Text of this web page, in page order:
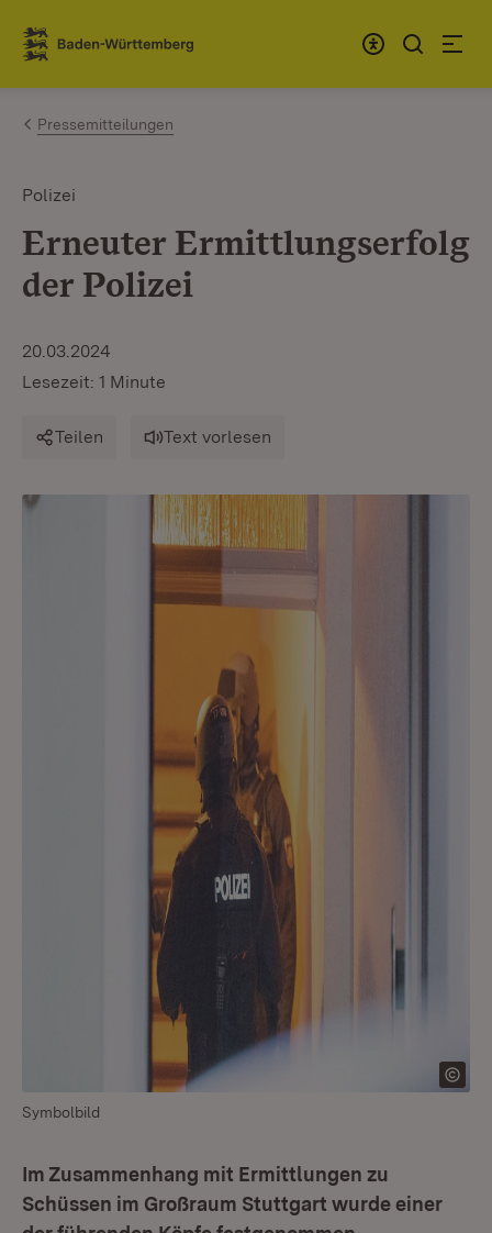
Zum Inhalt springen
Link zur Startseite
Pressemitteilungen
Polizei
Erneuter Ermittlungserfolg
der Polizei
20.03.2024
Lesezeit: 1 Minute
Teilen Text vorlesen
Symbolbild
Im Zusammenhang mit Ermittlungen zu
Schüssen im Großraum Stuttgart wurde einer